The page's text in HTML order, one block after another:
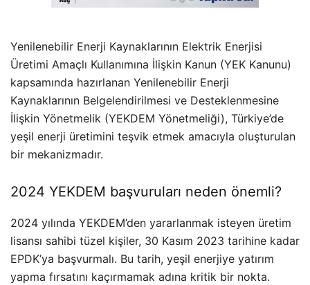
Yenilenebilir Enerji Kaynaklarının Elektrik Enerjisi
Üretimi Amaçlı Kullanımına İlişkin Kanun (YEK Kanunu)
kapsamında hazırlanan Yenilenebilir Enerji
Kaynaklarının Belgelendirilmesi ve Desteklenmesine
İlişkin Yönetmelik (YEKDEM Yönetmeliği), Türkiye’de
yeşil enerji üretimini teşvik etmek amacıyla oluşturulan
bir mekanizmadır.
2024 YEKDEM başvuruları neden önemli?
2024 yılında YEKDEM’den yararlanmak isteyen üretim
lisansı sahibi tüzel kişiler, 30 Kasım 2023 tarihine kadar
EPDK’ya başvurmalı. Bu tarih, yeşil enerjiye yatırım
yapma fırsatını kaçırmamak adına kritik bir nokta.